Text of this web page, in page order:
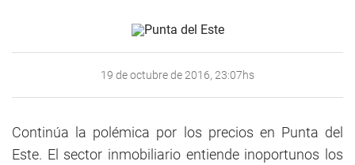
19 de octubre de 2016, 23:07hs
Continúa la polémica por los precios en Punta del
Este. El sector inmobiliario entiende inoportunos los